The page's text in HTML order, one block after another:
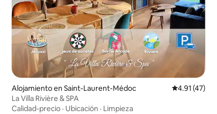
Alojamiento en Saint-Laurent-Médoc Calificación
4.91 (47)
La Villa Rivière & SPA
Calidad-precio · Ubicación · Limpieza